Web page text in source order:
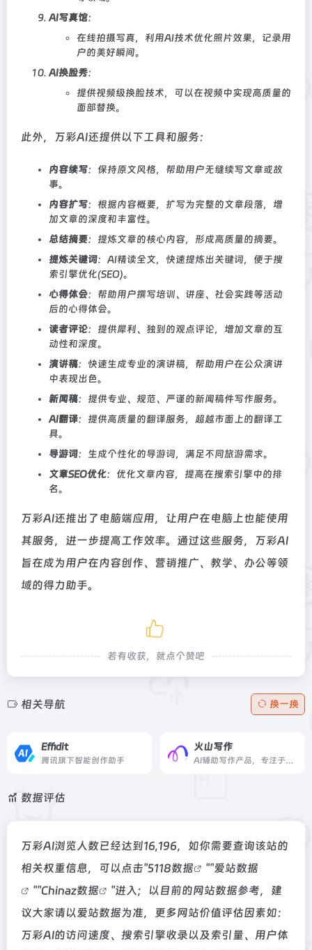
AI写真馆：
在线拍摄写真，利用AI技术优化照片效果，记录用
户的美好瞬间。
AI换脸秀：
提供视频级换脸技术，可以在视频中实现高质量的
面部替换。
此外，万彩AI还提供以下工具和服务：
内容续写：保持原文风格，帮助用户无缝续写文章或故
事。
内容扩写：根据内容概要，扩写为完整的文章段落，增
加文章的深度和丰富性。
总结摘要：提炼文章的核心内容，形成高质量的摘要。
提炼关键词：AI精读全文，快速提炼出关键词，便于搜
索引擎优化(SEO)。
心得体会：帮助用户撰写培训、讲座、社会实践等活动
后的心得体会。
读者评论：提供犀利、独到的观点评论，增加文章的互
动性和深度。
演讲稿：快速生成专业的演讲稿，帮助用户在公众演讲
中表现出色。
新闻稿：提供专业、规范、严谨的新闻稿件写作服务。
AI翻译：提供高质量的翻译服务，超越市面上的翻译工
具。
导游词：生成个性化的导游词，满足不同旅游需求。
文章SEO优化：优化文章内容，提高在搜索引擎中的排
名。
万彩AI还推出了电脑端应用，让用户在电脑上也能使用
其服务，进一步提高工作效率。通过这些服务，万彩AI
旨在成为用户在内容创作、营销推广、教学、办公等领
域的得力助手。
若有收获，就点个赞吧
相关导航 换一换
Effidit
腾讯旗下智能创作助手
火山写作
AI辅助写作产品，专注于英语写作
数据评估
万彩AI浏览人数已经达到16,196，如你需要查询该站的
相关权重信息，可以点击"5118数据 ""爱站数据
""Chinaz数据
"进入；以目前的网站数据参考，建
议大家请以爱站数据为准，更多网站价值评估因素如：
万彩AI的访问速度、搜索引擎收录以及索引量、用户体